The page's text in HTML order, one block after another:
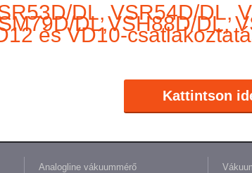
DL, VSR54D/DL,
DL,VSH88D/DL,
és VD10-
Kattintson
Analogline vákuummérő